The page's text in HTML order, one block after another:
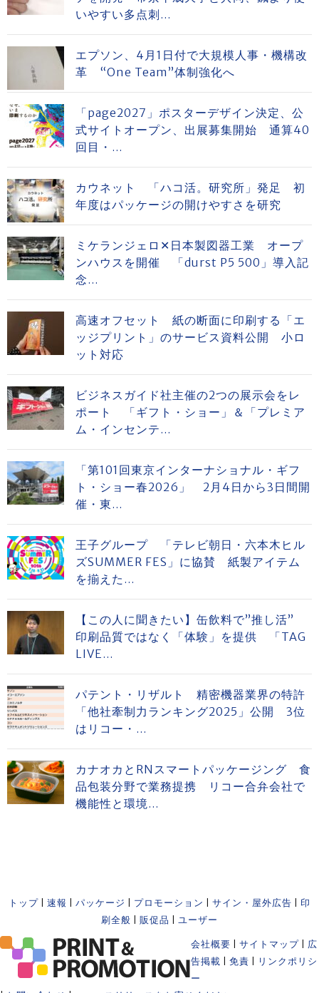
いやすい多点刺...
エプソン、4月1日付で大規模人事・機構改
革 “One Team”体制強化へ
「page2027」ポスターデザイン決定、公
式サイトオープン、出展募集開始 通算40
回目・...
カウネット 「ハコ活。研究所」発足 初
年度はパッケージの開けやすさを研究
ミケランジェロ✕日本製図器工業 オープ
ンハウスを開催 「durst P5 500」導入記
念...
高速オフセット 紙の断面に印刷する「エ
ッジプリント」のサービス資料公開 小ロ
ット対応
ビジネスガイド社主催の2つの展示会をレ
ポート 「ギフト・ショー」＆「プレミア
ム・インセンテ...
「第101回東京インターナショナル・ギフ
ト・ショー春2026」 2月4日から3日間開
催・東...
王子グループ 「テレビ朝日・六本木ヒル
ズSUMMER FES」に協賛 紙製アイテム
を揃えた...
【この人に聞きたい】缶飲料で”推し活”
印刷品質ではなく「体験」を提供 「TAG
LIVE...
パテント・リザルト 精密機器業界の特許
「他社牽制力ランキング2025」公開 3位
はリコー・...
カナオカとRNスマートパッケージング 食
品包装分野で業務提携 リコー合弁会社で
機能性と環境...
トップ 速報 パッケージ プロモーション サイン・屋外広告
印
刷全般
販促品 ユーザー
会社概要 サイトマップ
広
告掲載
免責
リンクポリシ
ー